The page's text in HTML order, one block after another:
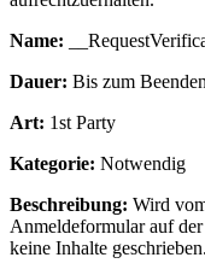
Name:
Dauer: Bis zum
Art: 1st Party
Kategorie: Notwendig
Beschreibung: Wird
Anmeldeformular auf
keine Inhalte geschrieben.